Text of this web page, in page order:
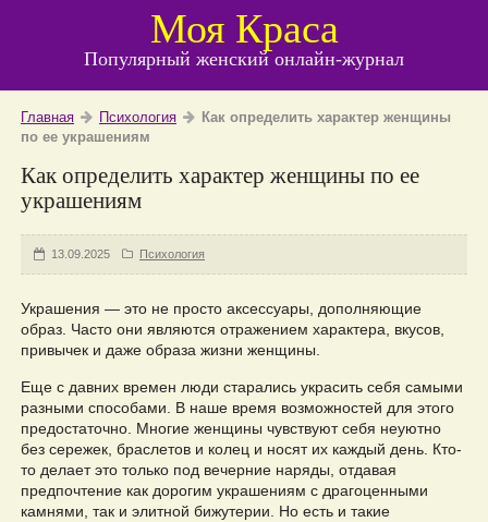
Моя Краса
Популярный женский онлайн-журнал
Главная Психология
Как определить характер женщины
по ее украшениям
Как определить характер женщины по ее
украшениям
13.09.2025 Психология
Украшения — это не просто аксессуары, дополняющие
образ. Часто они являются отражением характера, вкусов,
привычек и даже образа жизни женщины.
Еще с давних времен люди старались украсить себя самыми
разными способами. В наше время возможностей для этого
предостаточно. Многие женщины чувствуют себя неуютно
без сережек, браслетов и колец и носят их каждый день. Кто-
то делает это только под вечерние наряды, отдавая
предпочтение как дорогим украшениям с драгоценными
камнями, так и элитной бижутерии. Но есть и такие